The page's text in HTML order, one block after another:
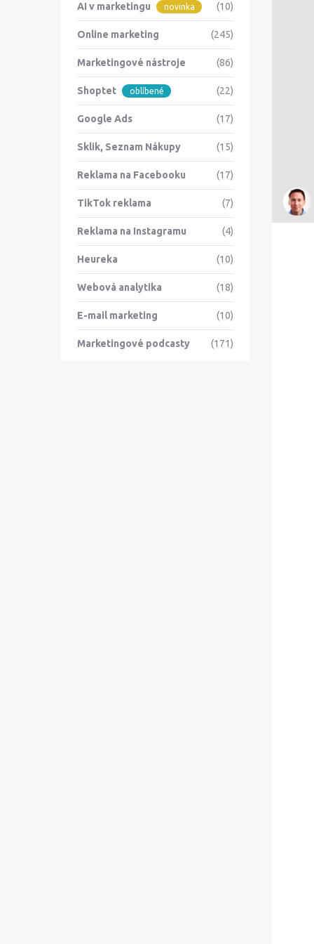
AI v marketingu novinka (10)
Online marketing (245)
Marketingové nástroje (86)
Shoptet oblíbené (22)
Google Ads (17)
Sklik, Seznam Nákupy (15)
Reklama na Facebooku (17)
TikTok reklama (7)
Reklama na Instagramu (4)
Heureka (10)
Webová analytika (18)
E-mail marketing (10)
Marketingové podcasty (171)